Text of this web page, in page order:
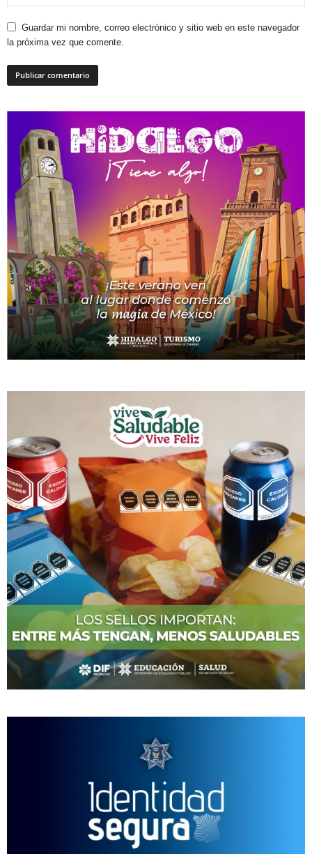
Guardar mi nombre, correo electrónico y sitio web en este navegador
la próxima vez que comente.